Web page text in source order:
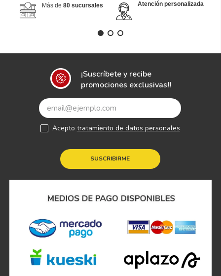
Más de 80 sucursales Atención personalizada
¡Suscríbete y recibe
promociones exclusivas!!
SUSCRIBIRME
Acepto tratamiento de datos personales